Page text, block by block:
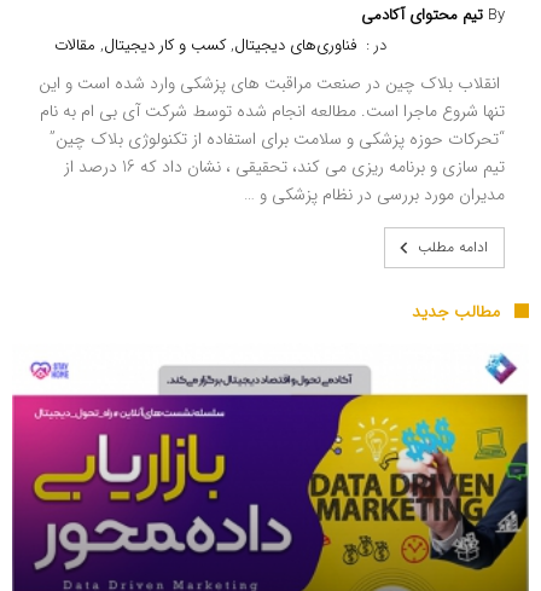
By تیم محتوای آکادمی
در : فناوری‌های دیجیتال,کسب و کار دیجیتال, مقالات
انقلاب بلاک چین در صنعت مراقبت های پزشکی وارد شده است و این
تنها شروع ماجرا است. مطالعه انجام شده توسط شرکت آی بی ام به نام
“تحرکات حوزه پزشکی و سلامت برای استفاده از تکنولوژی بلاک چین”
تیم سازی و برنامه ریزی می کند، تحقیقی ، نشان داد که 16 درصد از
مدیران مورد بررسی در نظام پزشکی و …
ادامه مطلب
مطالب جدید